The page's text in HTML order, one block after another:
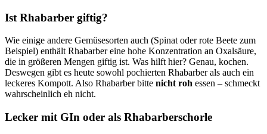
Ist Rhabarber giftig?
Wie einige andere Gemüsesorten auch (Spinat oder rote Beete zum
Beispiel) enthält Rhabarber eine hohe Konzentration an Oxalsäure,
die in größeren Mengen giftig ist. Was hilft hier? Genau, kochen.
Deswegen gibt es heute sowohl pochierten Rhabarber als auch ein
leckeres Kompott. Also Rhabarber bitte nicht roh essen – schmeckt
wahrscheinlich eh nicht.
Lecker mit GIn oder als Rhabarberschorle